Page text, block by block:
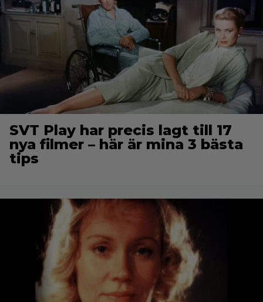
SVT Play har precis lagt till 17
nya filmer – här är mina 3 bästa
tips